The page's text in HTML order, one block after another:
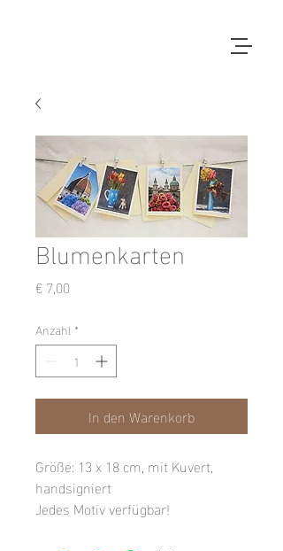
Blumenkarten
€ 7,00
Anzahl *
In den Warenkorb
Größe: 13 x 18 cm, mit Kuvert,
handsigniert
Jedes Motiv verfügbar!